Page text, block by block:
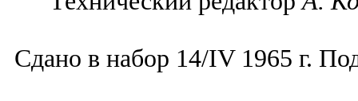
Сдано в набор 14/IV 1965 г.